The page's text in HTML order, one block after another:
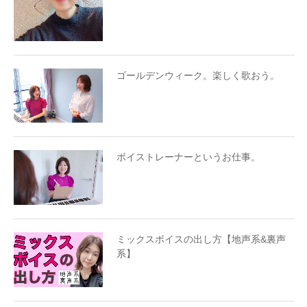
ゴールデンウィーク。楽しく歌おう。
ボイストレーナーというお仕事。
ミックスボイスの出し方【地声系&裏声
系】